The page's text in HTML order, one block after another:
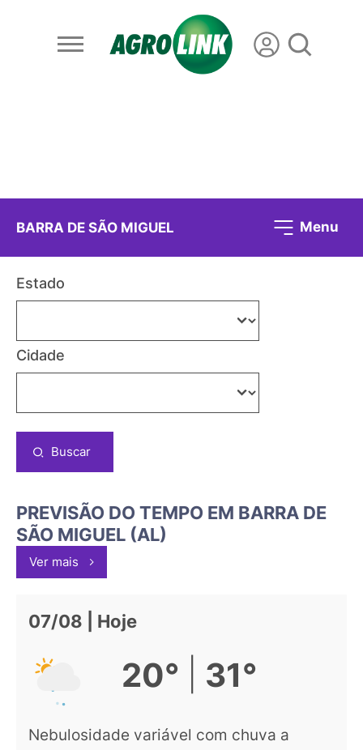
BARRA DE SÃO MIGUEL Menu
Estado
Cidade
Buscar
PREVISÃO DO TEMPO EM BARRA DE
SÃO MIGUEL (AL)
Ver mais
07/08 | Hoje
20° 31°
Nebulosidade variável com chuva a